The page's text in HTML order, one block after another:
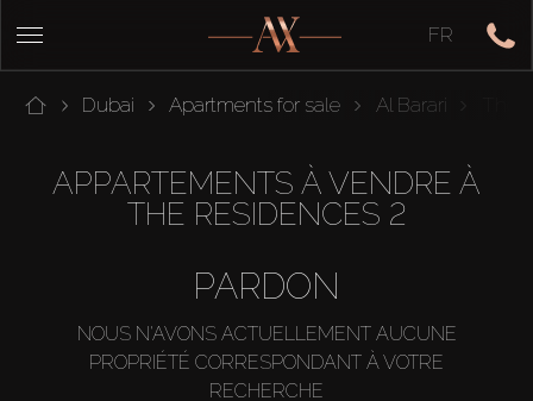
FR
Dubai Apartments for sale Al Barari
APPARTEMENTS À VENDRE À
THE RESIDENCES 2
PARDON
NOUS N'AVONS ACTUELLEMENT AUCUNE
PROPRIÉTÉ CORRESPONDANT À VOTRE
RECHERCHE